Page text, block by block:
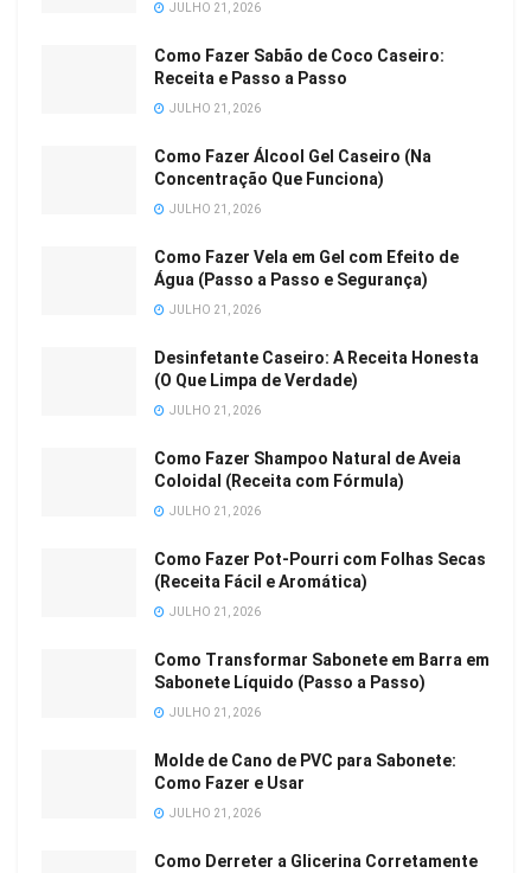
JULHO 21, 2026
Como Fazer Sabão de Coco Caseiro:
Receita e Passo a Passo
JULHO 21, 2026
Como Fazer Álcool Gel Caseiro (Na
Concentração Que Funciona)
JULHO 21, 2026
Como Fazer Vela em Gel com Efeito de
Água (Passo a Passo e Segurança)
JULHO 21, 2026
Desinfetante Caseiro: A Receita Honesta
(O Que Limpa de Verdade)
JULHO 21, 2026
Como Fazer Shampoo Natural de Aveia
Coloidal (Receita com Fórmula)
JULHO 21, 2026
Como Fazer Pot-Pourri com Folhas Secas
(Receita Fácil e Aromática)
JULHO 21, 2026
Como Transformar Sabonete em Barra em
Sabonete Líquido (Passo a Passo)
JULHO 21, 2026
Molde de Cano de PVC para Sabonete:
Como Fazer e Usar
JULHO 21, 2026
Como Derreter a Glicerina Corretamente